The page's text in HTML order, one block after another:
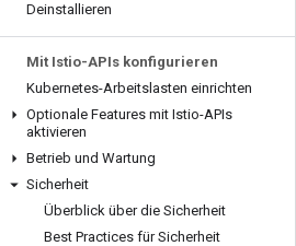
Deinstallieren
Mit Istio-APIs konfigurieren
Kubernetes-Arbeitslasten einrichten
Optionale Features mit Istio-APIs
aktivieren
Betrieb und Wartung
Sicherheit
Überblick über die Sicherheit
Best Practices für Sicherheit